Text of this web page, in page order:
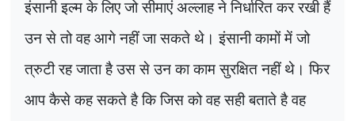
इंसानी इल्म के लिए जो सीमाएं अल्लाह ने निर्धारित कर रखी हैं
उन से तो वह आगे नहीं जा सकते थे। इंसानी कामों में जो
त्रुटी रह जाता है उस से उन का काम सुरक्षित नहीं थे। फिर
आप कैसे कह सकते है कि जिस को वह सही बताते है वह